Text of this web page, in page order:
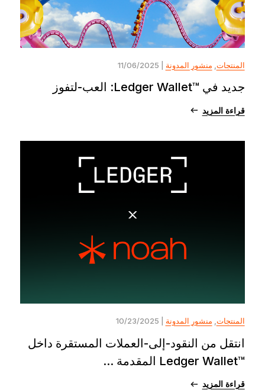
المنتجات منشور المدونة
جديد في ™Ledger Wallet: العب-لتفوز
قراءة المزيد
المنتجات, منشور المدونة
انتقل من النقود-إلى-العملات المستقرة داخل
™Ledger Wallet المقدمة ...
قراءة المزيد